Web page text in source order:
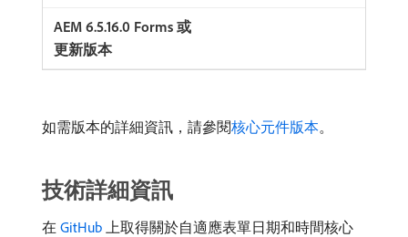
如需版本的詳細資訊，請參閱核心元件版本。
技術詳細資訊
在 GitHub 上取得關於自適應表單日期和時間核心